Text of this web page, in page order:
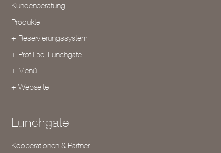
Kundenberatung
Produkte
+ Reservierungssystem
+ Profil bei Lunchgate
+ Menü
+ Webseite
Lunchgate
Kooperationen & Partner